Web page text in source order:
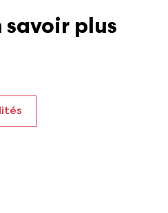
savoir plus